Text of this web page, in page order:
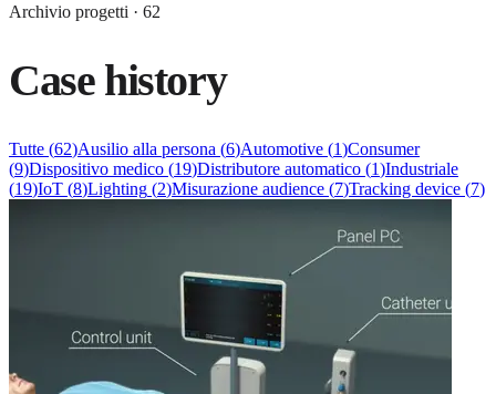
Archivio progetti · 62
Case history
Tutte (62)Ausilio alla persona (6)Automotive (1)Consumer
(9)Dispositivo medico (19)Distributore automatico (1)Industriale
(19)IoT (8)Lighting (2)Misurazione audience (7)Tracking device (7)